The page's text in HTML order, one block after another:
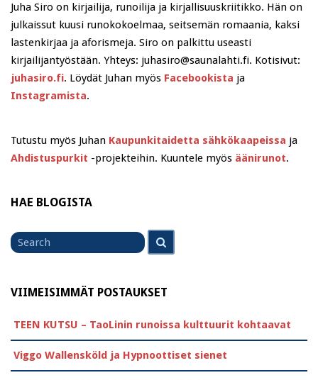
Juha Siro on kirjailija, runoilija ja kirjallisuuskriitikko. Hän on
julkaissut kuusi runokokoelmaa, seitsemän romaania, kaksi
lastenkirjaa ja aforismeja. Siro on palkittu useasti
kirjailijantyöstään. Yhteys: juhasiro@saunalahti.fi. Kotisivut:
juhasiro.fi. Löydät Juhan myös Facebookista ja
Instagramista.
Tutustu myös Juhan Kaupunkitaidetta sähkökaapeissa ja
Ahdistuspurkit -projekteihin. Kuuntele myös äänirunot.
HAE BLOGISTA
Search
for
VIIMEISIMMÄT POSTAUKSET
TEEN KUTSU – TaoLinin runoissa kulttuurit kohtaavat
Viggo Wallensköld ja Hypnoottiset sienet